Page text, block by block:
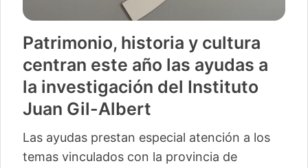
Patrimonio, historia y cultura
centran este año las ayudas a
la investigación del Instituto
Juan Gil-Albert
Las ayudas prestan especial atención a los
temas vinculados con la provincia de